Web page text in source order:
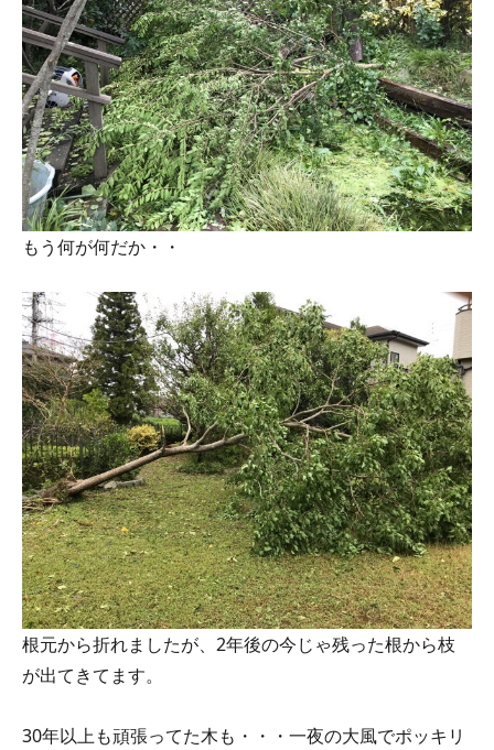
もう何が何だか・・
根元から折れましたが、2年後の今じゃ残った根から枝
が出てきてます。
30年以上も頑張ってた木も・・・一夜の大風でポッキリ